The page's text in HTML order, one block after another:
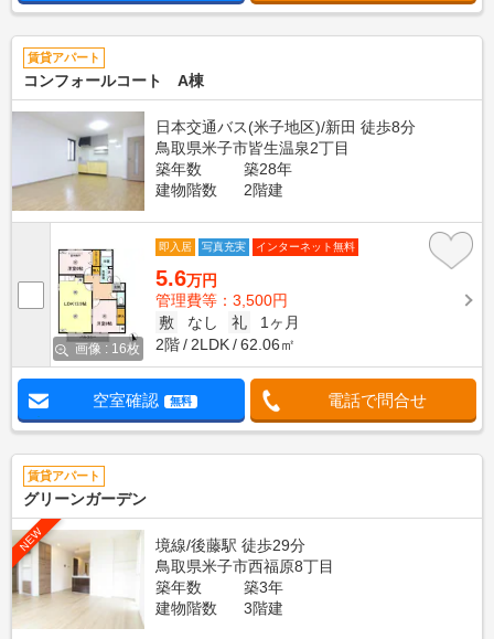
賃貸アパート
コンフォールコート A棟
日本交通バス(米子地区)/新田 徒歩8分
鳥取県米子市皆生温泉2丁目
築年数
築28年
建物階数
2階建
画像 : 16枚
即入居 写真充実 インターネット無料
5.6万円
管理費等：3,500円
敷
なし 礼
1ヶ月
2階
2LDK 62.06㎡
空室確認 無料 電話で問合せ
賃貸アパート
グリーンガーデン
NEW
境線/後藤駅 徒歩29分
鳥取県米子市西福原8丁目
築年数
築3年
建物階数
3階建